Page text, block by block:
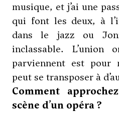
musique, et j’ai une
qui font les deux, à
dans le jazz ou
inclassable. L’union
parviennent est
peut se transposer à
Comment
scène d’un opéra ?